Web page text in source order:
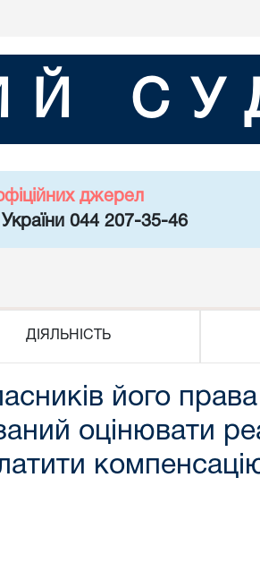
джерел
044 207-35-46
ДІЯЛЬНІСТЬ
його
оцінювати